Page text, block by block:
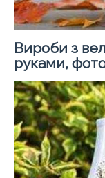
Вироби з
руками,